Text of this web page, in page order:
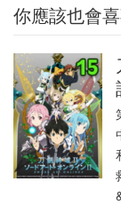
你應該也會